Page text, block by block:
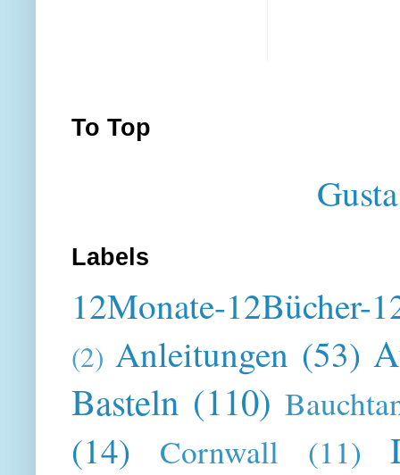
To Top
Labels
12Monate-12Bücher-
(2) Anleitungen (53)
Basteln (110)
(14) Cornwall (11)